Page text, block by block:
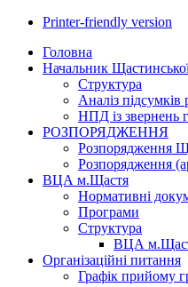
Printer-friendly version
Головна
Начальник
Структура
Аналіз
НПД із звернень
РОЗПОРЯДЖЕННЯ
Розпорядження
Розпорядження
ВЦА м.Щастя
Нормативні
Програми
Структура
ВЦА
Організаційні питання
Графік прийому